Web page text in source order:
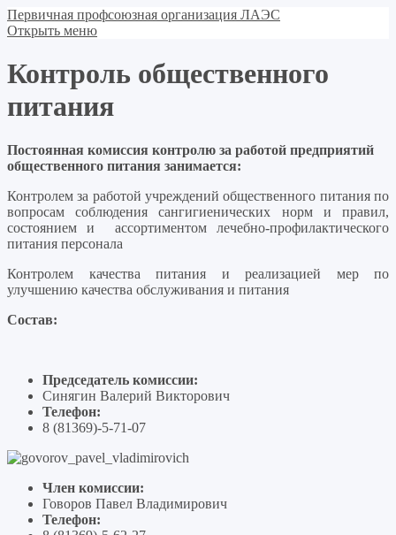
Первичная профсоюзная организация ЛАЭС
Открыть меню
Контроль общественного
питания
Постоянная комиссия контролю за работой предприятий
общественного питания занимается:
Контролем за работой учреждений общественного питания по
вопросам соблюдения сангигиенических норм и правил,
состоянием и ассортиментом лечебно-профилактического
питания персонала
Контролем качества питания и реализацией мер по
улучшению качества обслуживания и питания
Состав:
Председатель комиссии:
Синягин Валерий Викторович
Телефон:
8 (81369)-5-71-07
Член комиссии:
Говоров Павел Владимирович
Телефон: